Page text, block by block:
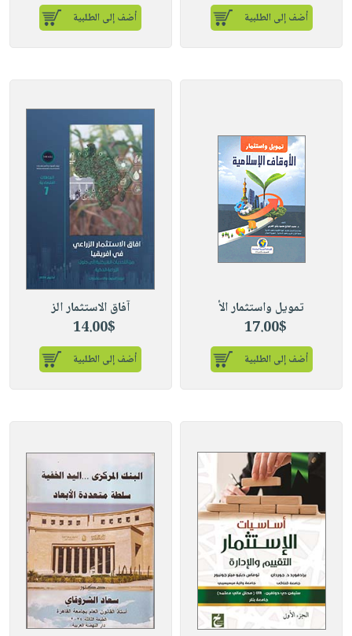
أضف إلى الطلبية أضف إلى الطلبية
تمويل واستثمار الأ
17.00$
أضف إلى الطلبية
آفاق الاستثمار الز
14.00$
أضف إلى الطلبية